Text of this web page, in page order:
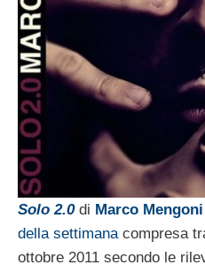
Solo 2.0di Marco Mengoni
della settimana compresa
ottobre 2011 secondo le